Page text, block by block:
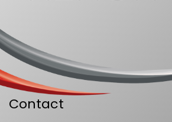
Contact